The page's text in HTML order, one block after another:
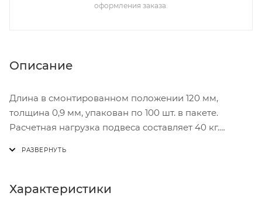
оформления заказа.
Описание
Длина в смонтированном положении 120 мм,
толщина 0,9 мм, упакован по 100 шт. в пакете.
Расчетная нагрузка подвеса составляет 40 кг.
профилей к несущим конструкциям. Закрепляется
Характеристики